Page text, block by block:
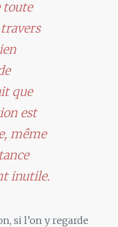
toute
que
est
même
inutile.
si l’on y regarde